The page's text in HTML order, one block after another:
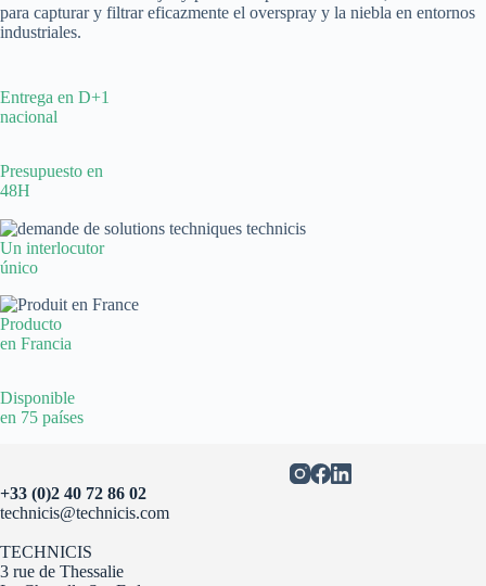
para capturar y filtrar eficazmente el overspray y la niebla en entornos
industriales.
Entrega en D+1
nacional
Presupuesto en
48H
Un interlocutor
único
Producto
en Francia
Disponible
en 75 países
+33 (0)2 40 72 86 02
technicis@technicis.com
TECHNICIS
3 rue de Thessalie